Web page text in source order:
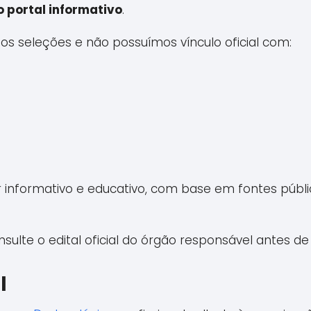
portal informativo.
seleções e não possuímos vínculo oficial com:
e educativo, com base em fontes
o edital oficial do órgão responsável antes